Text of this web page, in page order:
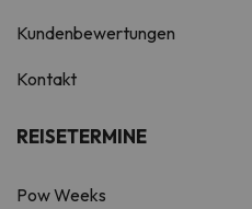
Kundenbewertungen
Kontakt
REISETERMINE
Pow Weeks